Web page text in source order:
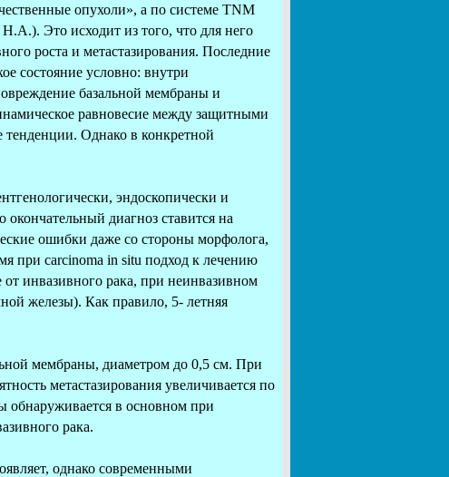
опухоли», а по системе TNM
Это исходит из того, что для него
роста и метастазирования. Последние
состояние условно: внутри
базальной мембраны и
равновесие между защитными
Однако в конкретной
эндоскопически и
диагноз ставится на
ошибки даже со стороны морфолога,
при carcinoma in situ подход к лечению
инвазивного рака, при неинвазивном
железы). Как правило, 5- летняя
мембраны, диаметром до 0,5 см. При
метастазирования увеличивается по
обнаруживается в основном при
рака.
однако современными